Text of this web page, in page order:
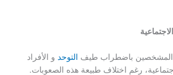
المشخصين باضطراب طيف التوحد و الأفراد
رغم اختلاف طبيعة هذه الصعوبات.